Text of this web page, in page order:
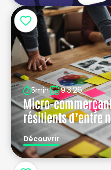
5min 9.3.26
Micro-
résilients d’entre
Découvrir